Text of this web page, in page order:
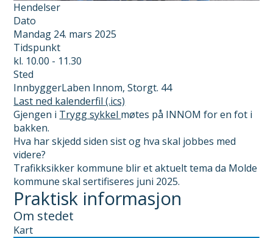
Hendelser
Dato
Mandag 24. mars 2025
Tidspunkt
kl. 10.00 - 11.30
Sted
InnbyggerLaben Innom, Storgt. 44
Last
ned
kalenderfil
(.ics)
Last ned kalenderfil (.ics)
Gjengen i Trygg sykkel møtes på INNOM for en fot i
bakken.
Hva har skjedd siden sist og hva skal jobbes med
videre?
Trafikksikker kommune blir et aktuelt tema da Molde
kommune skal sertifiseres juni 2025.
Praktisk informasjon
Om stedet
Kart